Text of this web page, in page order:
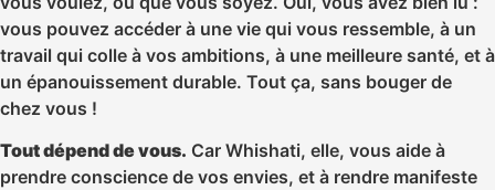
vous pouvez accéder à une vie qui vous ressemble, à un
travail qui colle à vos ambitions, à une meilleure santé, et à
un épanouissement durable. Tout ça, sans bouger de
chez vous !
Tout dépend de vous. Car Whishati, elle, vous aide à
prendre conscience de vos envies, et à rendre manifeste